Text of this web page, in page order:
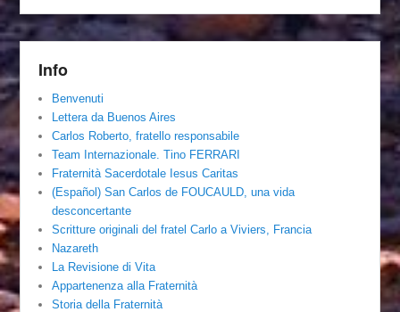
Info
Benvenuti
Lettera da Buenos Aires
Carlos Roberto, fratello responsabile
Team Internazionale. Tino FERRARI
Fraternità Sacerdotale Iesus Caritas
(Español) San Carlos de FOUCAULD, una vida
desconcertante
Scritture originali del fratel Carlo a Viviers, Francia
Nazareth
La Revisione di Vita
Appartenenza alla Fraternità
Storia della Fraternità